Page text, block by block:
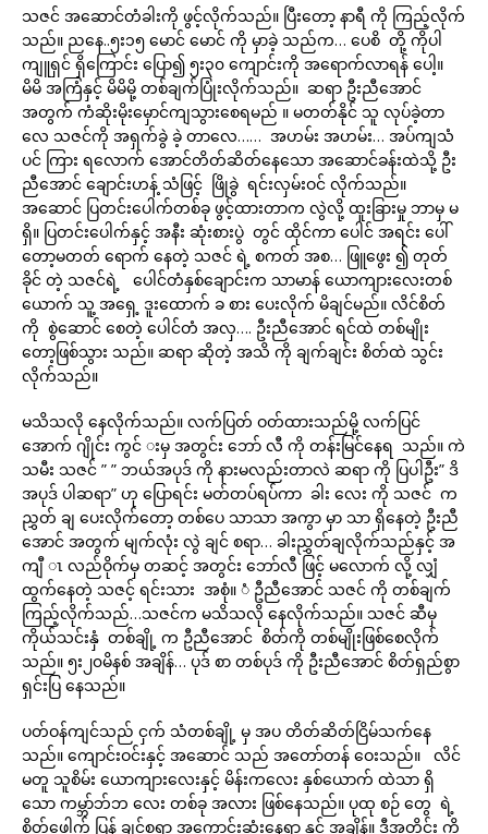
သဇင် အဆောင်တံခါးကို ဖွင့်လိုက်သည်။ ပြီးတော့ နာရီ ကို ကြည့်လိုက်
သည်။ ညနေ..၅း၁၅ မောင် မောင် ကို မှာခဲ့ သည်က… ပေစိ တို့ ကိုပါ
ကျူရှင် ရှိကြောင်း ပြော၍ ၅း၃၀ ကျောင်းကို အရောက်လာရန် ပေါ့။
မိမိ အကြံနှင့် မိမိမို့ တစ်ချက်ပြုံးလိုက်သည်။ ဆရာ ဦးညီအောင်
အတွက် ကံဆိုးမိုးမှောင်ကျသွားစေရမည် ။ မတတ်နိုင် သူ လုပ်ခဲ့တာ
လေ သဇင်ကို အရှက်ခွဲ ခဲ့ တာလေ…… အဟမ်း အဟမ်း… အပ်ကျသံ
ပင် ကြား ရလောက် အောင်တိတ်ဆိတ်နေသော အဆောင်ခန်းထဲသို့ ဦး
ညီအောင် ချောင်းဟန့် သံဖြင့် ဖြိုခွဲ ရင်းလှမ်းဝင် လိုက်သည်။
အဆောင် ပြတင်းပေါက်တစ်ခု ဖွင့်ထားတာက လွဲလို့ ထူးခြားမှု ဘာမှ မ
ရှိ။ ပြတင်းပေါက်နှင့် အနီး ဆုံးစားပွဲ တွင် ထိုင်ကာ ပေါင် အရင်း ပေါ်
တော့မတတ် ရောက် နေတဲ့ သဇင် ရဲ့ စကတ် အစ… ဖြူဖွေး ၍ တုတ်
ခိုင် တဲ့ သဇင်ရဲ့ ပေါင်တံနှစ်ချောင်းက သာမာန် ယောကျားလေးတစ်
ယောက် သူ့ အရှေ့ ဒူးထောက် ခ စား ပေးလိုက် မိချင်မည်။ လိင်စိတ်
ကို စွဲဆောင် စေတဲ့ ပေါင်တံ အလှ…. ဦးညီအောင် ရင်ထဲ တစ်မျိုး
တော့ဖြစ်သွား သည်။ ဆရာ ဆိုတဲ့ အသိ ကို ချက်ချင်း စိတ်ထဲ သွင်း
လိုက်သည်။
မသိသလို နေလိုက်သည်။ လက်ပြတ် ဝတ်ထားသည်မို့ လက်ပြင်
အောက် ဂျိုင်း ကွင် းမှ အတွင်း ဘော် လီ ကို တန်းမြင်နေရ သည်။ ကဲ
သမီး သဇင် ” ” ဘယ်အပုဒ် ကို နားမလည်းတာလဲ ဆရာ ကို ပြပါဦး” ဒိ
အပုဒ် ပါဆရာ” ဟု ပြောရင်း မတ်တပ်ရပ်ကာ ခါး လေး ကို သဇင် က
ညွှတ် ချ ပေးလိုက်တော့ တစ်ပေ သာသာ အကွာ မှာ သာ ရှိနေတဲ့ ဦးညီ
အောင် အတွက် မျက်လုံး လွဲ ချင် စရာ… ခါးညွှတ်ချလိုက်သည်နှင့် အ
ကျီ ၤ လည်ဝိုက်မှ တဆင့် အတွင်း ဘော်လီ ဖြင့် မလောက် လို့ လျှံ
ထွက်နေတဲ့ သဇင့် ရင်းသား အစုံ။ ံ ဦညီအောင် သဇင် ကို တစ်ချက်
ကြည့်လိုက်သည်…သဇင်က မသိသလို နေလိုက်သည်။ သဇင် ဆီမှ
ကိုယ်သင်းနှံ တစ်ချို့ က ဦညီအောင် စိတ်ကို တစ်မျိုးဖြစ်စေလိုက်
သည်။ ၅း၂၀မိနစ် အချိန်… ပုဒ် စာ တစ်ပုဒ် ကို ဦးညီအောင် စိတ်ရှည်စွာ
ရှင်းပြ နေသည်။
ပတ်ဝန်ကျင်သည် ငှက် သံတစ်ချို့ မှ အပ တိတ်ဆိတ်ငြိမ်သက်နေ
သည်။ ကျောင်းဝင်းနှင့် အဆောင် သည် အတော်တန် ဝေးသည်။ လိင်
မတူ သူစိမ်း ယောကျားလေးနှင့် မိန်းကလေး နှစ်ယောက် ထဲသာ ရှိ
သော ကမ္ဘာ်ဘ်ဘ လေး တစ်ခု အလား ဖြစ်နေသည်။ ပုထု စဉ် တွေ ရဲ့
စိတ်ဖေါက် ပြန် ချင်စရာ အကောင်းဆုံးနေရာ နှင့် အချိန်။ ဒီအတိုင်း ကို